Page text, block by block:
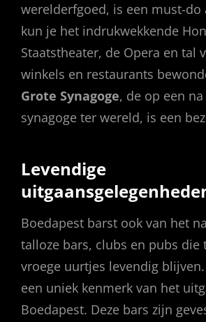
werelderfgoed, is een must-
kun je het indrukwekkende
Staatstheater, de Opera en tal
winkels en restaurants
Grote Synagoge, de op een
synagoge ter wereld, is een
Levendige
Boedapest barst ook van het
talloze bars, clubs en pubs die
vroege uurtjes levendig
een uniek kenmerk van het
Boedapest. Deze bars zijn